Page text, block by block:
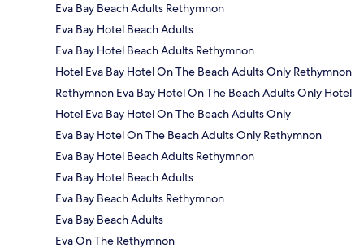
Eva Bay Beach Adults Rethymnon
Eva Bay Hotel Beach Adults
Eva Bay Hotel Beach Adults Rethymnon
Hotel Eva Bay Hotel On The Beach Adults Only Rethymnon
Rethymnon Eva Bay Hotel On The Beach Adults Only Hotel
Hotel Eva Bay Hotel On The Beach Adults Only
Eva Bay Hotel On The Beach Adults Only Rethymnon
Eva Bay Hotel Beach Adults Rethymnon
Eva Bay Hotel Beach Adults
Eva Bay Beach Adults Rethymnon
Eva Bay Beach Adults
Eva On The Rethymnon